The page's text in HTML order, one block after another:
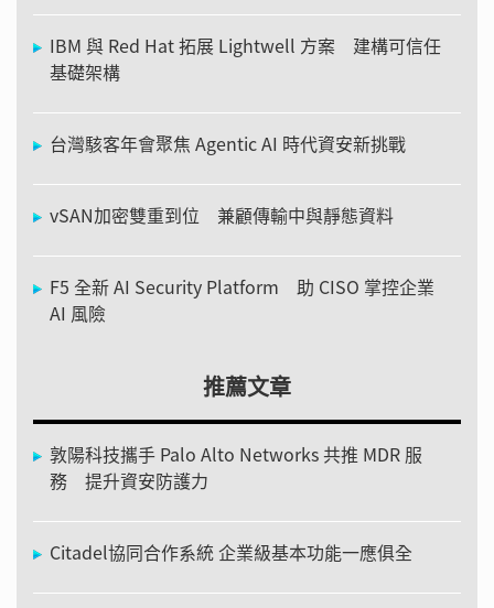
IBM 與 Red Hat 拓展 Lightwell 方案 建構可信任
基礎架構
台灣駭客年會聚焦 Agentic AI 時代資安新挑戰
vSAN加密雙重到位 兼顧傳輸中與靜態資料
F5 全新 AI Security Platform 助 CISO 掌控企業
AI 風險
推薦文章
敦陽科技攜手 Palo Alto Networks 共推 MDR 服
務 提升資安防護力
Citadel協同合作系統 企業級基本功能一應俱全